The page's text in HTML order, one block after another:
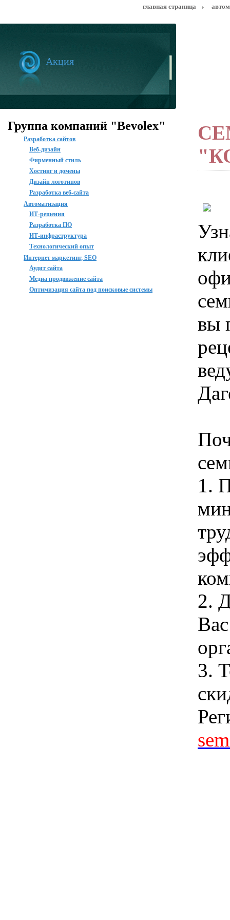
главная страница
Акция
Группа компаний "Bevolex"
Разработка сайтов
Веб-дизайн
Фирменный стиль
Хостинг и домены
Дизайн логотипов
Разработка веб-сайта
Автоматизация
ИТ-решения
Разработка ПО
ИТ-инфраструктура
Технологический опыт
Интернет маркетинг, SEO
Аудит сайта
Медиа продвижение сайта
Оптимизация сайта под поисковые системы
вы
1.
2.
3.